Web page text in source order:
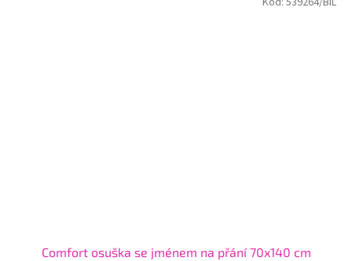
Comfort osuška se jménem na přání 70x140 cm